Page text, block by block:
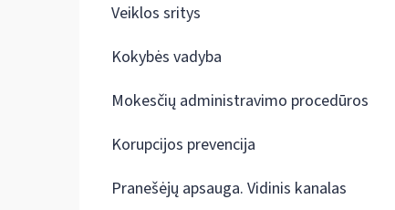
Veiklos sritys
Kokybės vadyba
Mokesčių administravimo procedūros
Korupcijos prevencija
Pranešėjų apsauga. Vidinis kanalas